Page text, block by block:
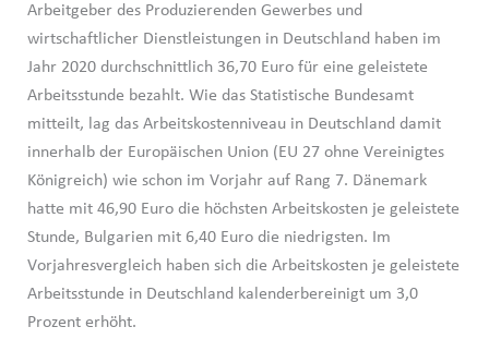
Arbeitgeber des Produzierenden Gewerbes und
wirtschaftlicher Dienstleistungen in Deutschland haben im
Jahr 2020 durchschnittlich 36,70 Euro für eine geleistete
Arbeitsstunde bezahlt. Wie das Statistische Bundesamt
mitteilt, lag das Arbeitskostenniveau in Deutschland damit
innerhalb der Europäischen Union (EU 27 ohne Vereinigtes
Königreich) wie schon im Vorjahr auf Rang 7. Dänemark
hatte mit 46,90 Euro die höchsten Arbeitskosten je geleistete
Stunde, Bulgarien mit 6,40 Euro die niedrigsten. Im
Vorjahresvergleich haben sich die Arbeitskosten je geleistete
Arbeitsstunde in Deutschland kalenderbereinigt um 3,0
Prozent erhöht.